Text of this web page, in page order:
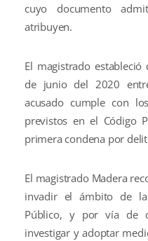
cuyo documento
atribuyen.
El magistrado
de junio del 2020
acusado cumple con
previstos en el Código
primera condena por
El magistrado Madera
invadir el ámbito de
Público, y por vía de
investigar y adoptar